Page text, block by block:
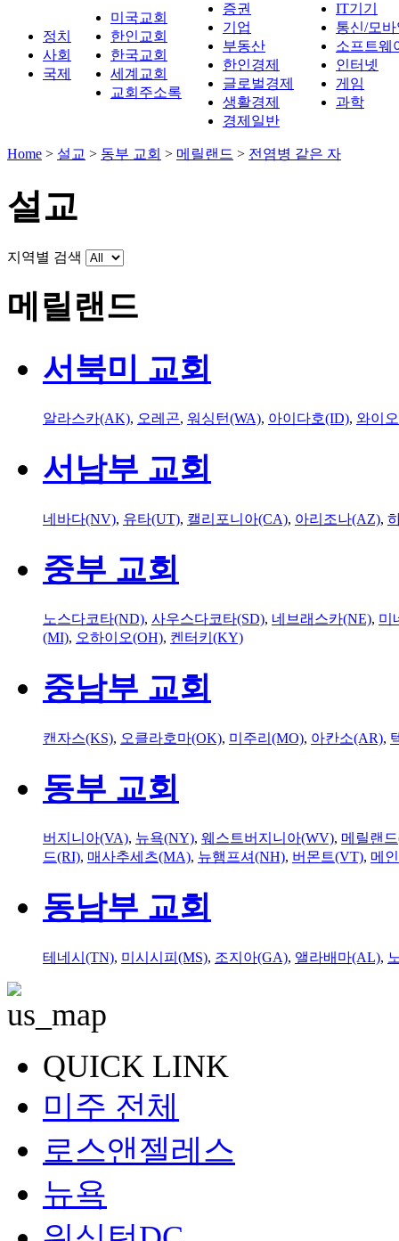
정치
사회
국제
미국교회
한인교회
한국교회
세계교회
교회주소록
증권
기업
부동산
한인경제
글로벌경제
생활경제
경제일반
IT기기
통신/모
소프트웨
인터넷
게임
과학
Home > 설교 > 동부 교회 > 메릴랜드 > 전염병 같은 자
설교
지역별 검색
메릴랜드
서북미 교회
알라스카(AK), 오레곤, 워싱턴(WA), 아이다호(ID), 와이
서남부 교회
네바다(NV), 유타(UT), 캘리포니아(CA), 아리조나(AZ),
중부 교회
노스다코타(ND), 사우스다코타(SD), 네브래스카(NE), 미
(MI), 오하이오(OH), 켄터키(KY)
중남부 교회
캔자스(KS), 오클라호마(OK), 미주리(MO), 아칸소(AR),
동부 교회
버지니아(VA), 뉴욕(NY), 웨스트버지니아(WV), 메릴랜
드(RI), 매사추세츠(MA), 뉴햄프셔(NH), 버몬트(VT), 메
동남부 교회
테네시(TN), 미시시피(MS), 조지아(GA), 앨라배마(AL),
QUICK LINK
미주 전체
로스앤젤레스
뉴욕